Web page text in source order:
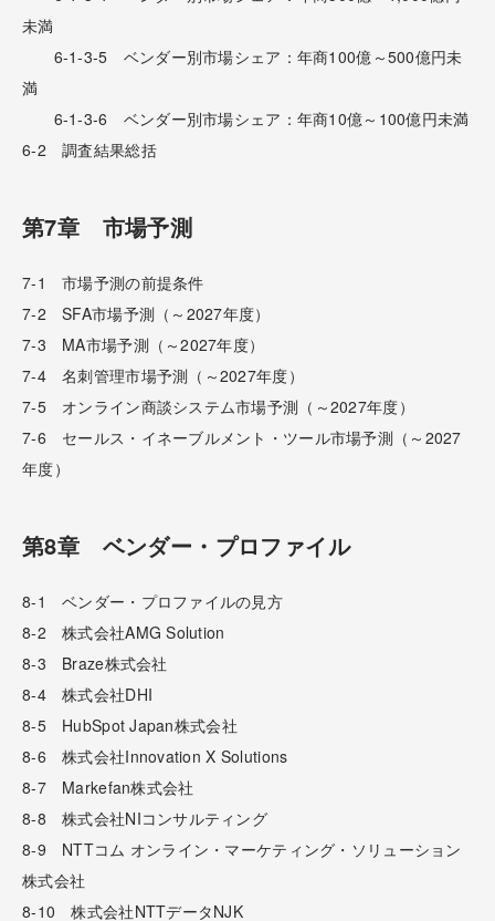
未満
6-1-3-5 ベンダー別市場シェア：年商100億～500億円未
満
6-1-3-6 ベンダー別市場シェア：年商10億～100億円未満
6-2 調査結果総括
第7章 市場予測
7-1 市場予測の前提条件
7-2 SFA市場予測（～2027年度）
7-3 MA市場予測（～2027年度）
7-4 名刺管理市場予測（～2027年度）
7-5 オンライン商談システム市場予測（～2027年度）
7-6 セールス・イネーブルメント・ツール市場予測（～2027
年度）
第8章 ベンダー・プロファイル
8-1 ベンダー・プロファイルの見方
8-2 株式会社AMG Solution
8-3 Braze株式会社
8-4 株式会社DHI
8-5 HubSpot Japan株式会社
8-6 株式会社Innovation X Solutions
8-7 Markefan株式会社
8-8 株式会社NIコンサルティング
8-9 NTTコム オンライン・マーケティング・ソリューション
株式会社
8-10 株式会社NTTデータNJK